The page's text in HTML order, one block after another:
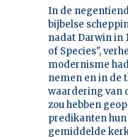
In de
bijbelse
nadat Darwin in
of Species",
modernisme
nemen en in de
waardering van
zou hebben
predikanten
gemiddelde